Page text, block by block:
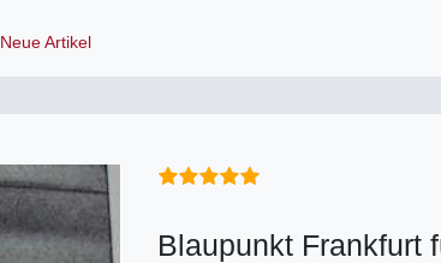
Neue Artikel
Blaupunkt Frankfurt